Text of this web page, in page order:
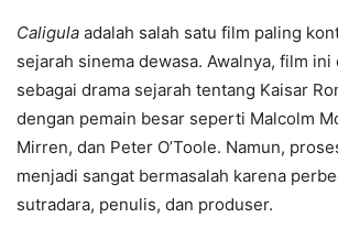
Caligula adalah salah satu film paling
sejarah sinema dewasa. Awalnya, film ini
sebagai drama sejarah tentang Kaisar
dengan pemain besar seperti Malcolm
Mirren, dan Peter O’Toole. Namun,
menjadi sangat bermasalah karena
sutradara, penulis, dan produser.